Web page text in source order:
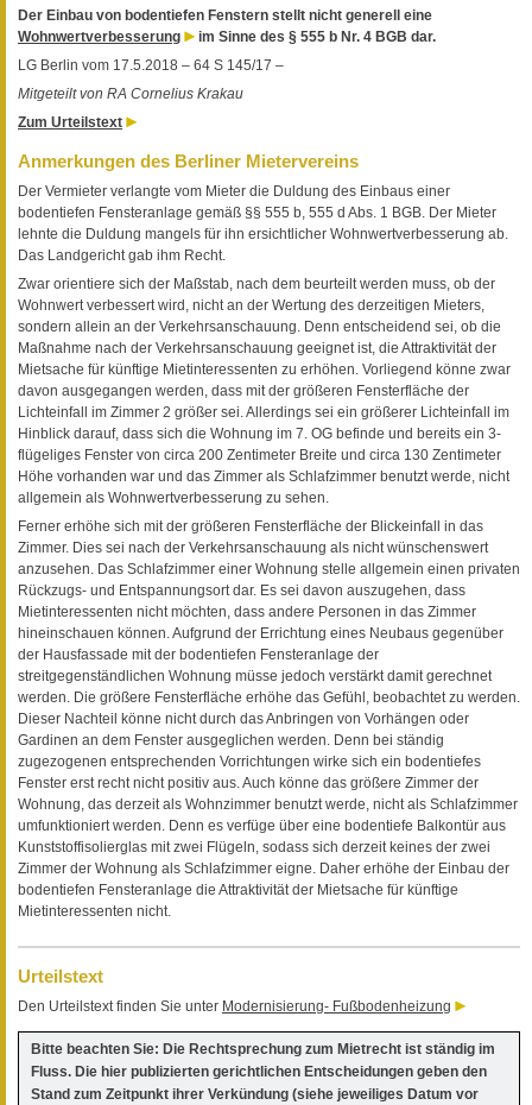
Der Einbau von bodentiefen Fenstern stellt nicht generell eine
Wohnwertverbesserung
im Sinne des § 555 b Nr. 4 BGB dar.
LG Berlin vom 17.5.2018 – 64 S 145/17 –
Mitgeteilt von RA Cornelius Krakau
Zum Urteilstext
Anmerkungen des Berliner Mietervereins
Der Vermieter verlangte vom Mieter die Duldung des Einbaus einer
bodentiefen Fensteranlage gemäß §§ 555 b, 555 d Abs. 1 BGB. Der Mieter
lehnte die Duldung mangels für ihn ersichtlicher Wohnwertverbesserung ab.
Das Landgericht gab ihm Recht.
Zwar orientiere sich der Maßstab, nach dem beurteilt werden muss, ob der
Wohnwert verbessert wird, nicht an der Wertung des derzeitigen Mieters,
sondern allein an der Verkehrsanschauung. Denn entscheidend sei, ob die
Maßnahme nach der Verkehrsanschauung geeignet ist, die Attraktivität der
Mietsache für künftige Mietinteressenten zu erhöhen. Vorliegend könne zwar
davon ausgegangen werden, dass mit der größeren Fensterfläche der
Lichteinfall im Zimmer 2 größer sei. Allerdings sei ein größerer Lichteinfall im
Hinblick darauf, dass sich die Wohnung im 7. OG befinde und bereits ein 3-
flügeliges Fenster von circa 200 Zentimeter Breite und circa 130 Zentimeter
Höhe vorhanden war und das Zimmer als Schlafzimmer benutzt werde, nicht
allgemein als Wohnwertverbesserung zu sehen.
Ferner erhöhe sich mit der größeren Fensterfläche der Blickeinfall in das
Zimmer. Dies sei nach der Verkehrsanschauung als nicht wünschenswert
anzusehen. Das Schlafzimmer einer Wohnung stelle allgemein einen privaten
Rückzugs- und Entspannungsort dar. Es sei davon auszugehen, dass
Mietinteressenten nicht möchten, dass andere Personen in das Zimmer
hineinschauen können. Aufgrund der Errichtung eines Neubaus gegenüber
der Hausfassade mit der bodentiefen Fensteranlage der
streitgegenständlichen Wohnung müsse jedoch verstärkt damit gerechnet
werden. Die größere Fensterfläche erhöhe das Gefühl, beobachtet zu werden.
Dieser Nachteil könne nicht durch das Anbringen von Vorhängen oder
Gardinen an dem Fenster ausgeglichen werden. Denn bei ständig
zugezogenen entsprechenden Vorrichtungen wirke sich ein bodentiefes
Fenster erst recht nicht positiv aus. Auch könne das größere Zimmer der
Wohnung, das derzeit als Wohnzimmer benutzt werde, nicht als Schlafzimmer
umfunktioniert werden. Denn es verfüge über eine bodentiefe Balkontür aus
Kunststoffisolierglas mit zwei Flügeln, sodass sich derzeit keines der zwei
Zimmer der Wohnung als Schlafzimmer eigne. Daher erhöhe der Einbau der
bodentiefen Fensteranlage die Attraktivität der Mietsache für künftige
Mietinteressenten nicht.
Urteilstext
Den Urteilstext finden Sie unter Modernisierung- Fußbodenheizung
Bitte beachten Sie: Die Rechtsprechung zum Mietrecht ist ständig im
Fluss. Die hier publizierten gerichtlichen Entscheidungen geben den
Stand zum Zeitpunkt ihrer Verkündung (siehe jeweiliges Datum vor